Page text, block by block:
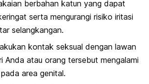
berbahan katun yang dapat
serta mengurangi risiko iritasi
selangkangan.
kontak seksual dengan lawan
Anda atau orang tersebut mengalami
area genital.